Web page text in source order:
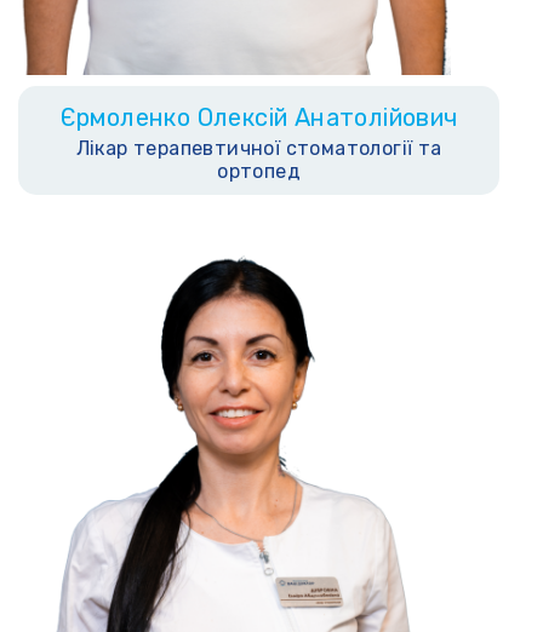
Єрмоленко Олексій Анатолійович
Лікар терапевтичної стоматології та
ортопед